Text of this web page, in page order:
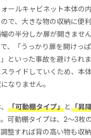
ールキャビネット本体の
で、大きな物の収納に便
の半分しか扉が開きませ
、「うっかり扉を開けっ
といった事故を避けられ
ライドしていくため、本
なりません。
「可動棚タイプ」と「昇
可動棚タイプは、2〜3枚
整すれば背の高い物も収